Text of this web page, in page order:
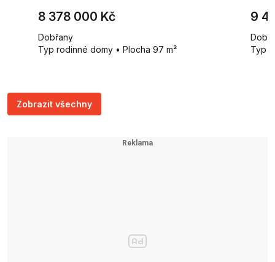
8 378 000 Kč
Dobřany
Typ rodinné domy • Plocha 97 m²
9
Typ
Zobrazit všechny